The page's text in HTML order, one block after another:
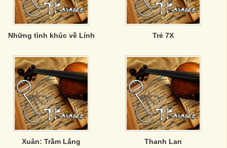
Những tình khúc về Lính Trẻ 7X
Xuân: Trầm Lắng Thanh Lan